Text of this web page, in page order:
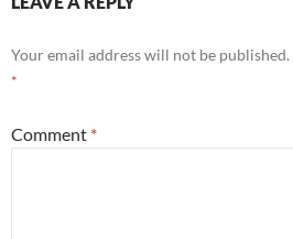
Your email address will not be published.
*
Comment *